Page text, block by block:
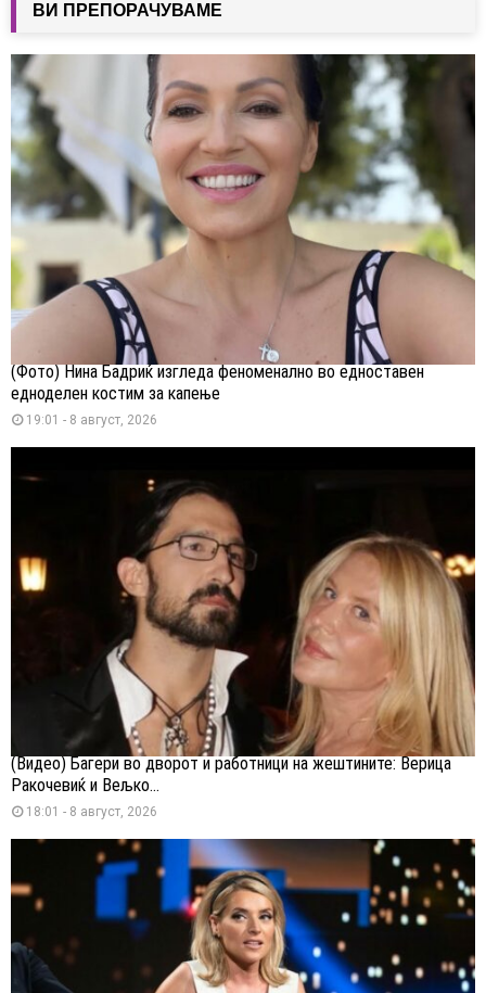
ВИ ПРЕПОРАЧУВАМЕ
(Фото) Нина Бадриќ изгледа феноменално во едноставен
едноделен костим за капење
19:01 - 8 август, 2026
(Видео) Багери во дворот и работници на жештините: Верица
Ракочевиќ и Вељко...
18:01 - 8 август, 2026